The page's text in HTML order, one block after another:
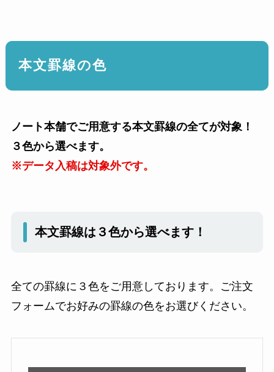
本文罫線の色
ノート本舗でご用意する本文罫線の全てが対象！
３色から選べます。
※データ入稿は対象外です。
本文罫線は３色から選べます！
全ての罫線に３色をご用意しております。ご注文
フォームでお好みの罫線の色をお選びください。